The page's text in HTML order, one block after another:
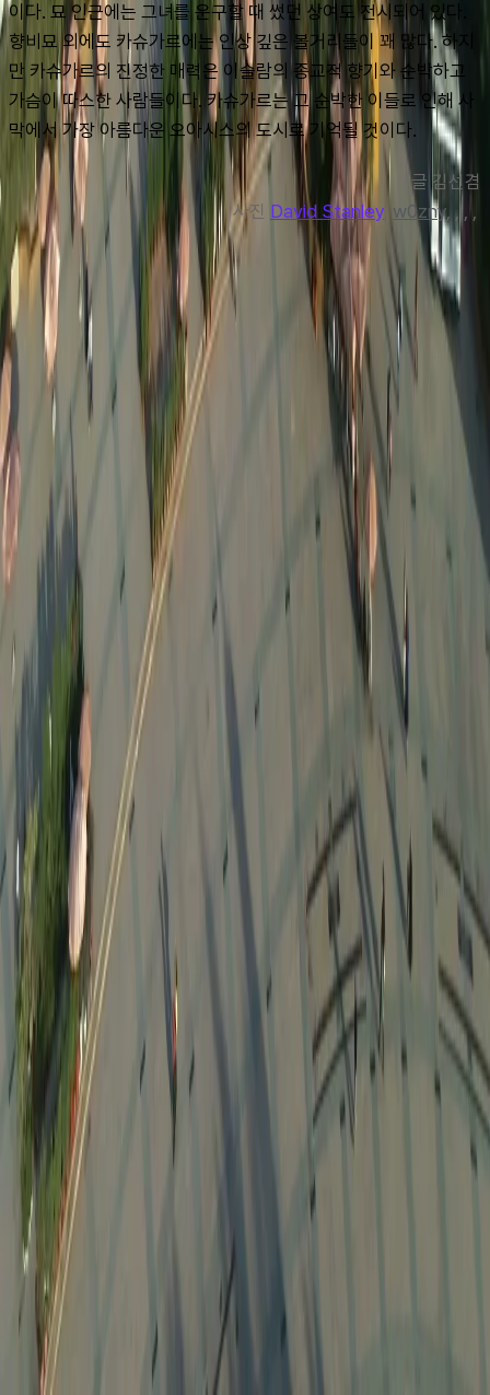
이다. 묘 인근에는 그녀를 운구할 때 썼던 상여도 전시되어 있다.
향비묘 외에도 카슈가르에는 인상 깊은 볼거리들이 꽤 많다. 하지
만 카슈가르의 진정한 매력은 이슬람의 종교적 향기와 순박하고
가슴이 따스한 사람들이다. 카슈가르는 그 순박한 이들로 인해 사
막에서 가장 아름다운 오아시스의 도시로 기억될 것이다.
글 김선겸
사진 David Stanley w0zny, , , ,
맨 위로
여행지
유럽
아시아
아프리카
중남미
북미
극지
99 different holidays
스타일
하이킹 & 트레킹
애니멀
익스페디션
신발끈 정보
신발끈스토리
99 different holidays
슈캐스트
세계여행정보
여행공식
체력지수와 서비스레벨
가이드 운영 안내
여행지
스타일
신발끈 정보
문의전화
02-333-4151
상담시간
평일 09:30 ~ 17:30 (주말·공휴일 휴무)
입금안내 하나은행 298-910003-08304 신발끈
서울시 마포구 와우산로 24길 9(창전동 436-28) 신발끈여행사
신발끈여행사는 일반여행업 보증보험, 기획여행업 보증보험에 가입되
어 있습니다.
대표자 장영복 사업자 등록번호 105-81-66169 통신판매업신고번
호 제2008-서울마포-01080호
개인정보취급방침
해외여행자보험
항
shoetour@shoestring.kr
© 1991 - 2026 Shoestring Travel.
카카오톡 상담하기